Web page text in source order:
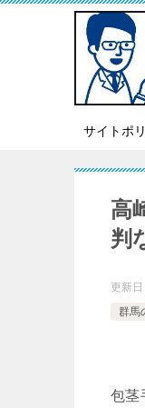
サイトポ
高
判
更新日
群馬
包茎